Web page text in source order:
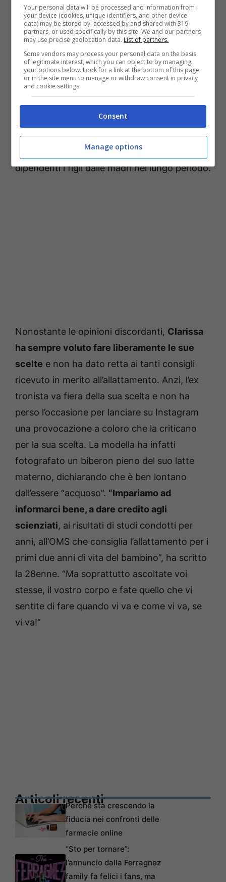
dai tutti fan della nota modella siciliana. Molti,
infatti, hanno criticato la sua celta di
continuare ad allattare anche dopo
svezzamento della piccola. Alcuni affermano,
infatti, che il prolungato allattamento non
faccia bene al bambino, dal momento che
dopo un po’ di tempo il latte materno diventa
simile all’acqua ed è povero di nutrienti. Altri
dichiarano che allattare per un periodo di
tempo più lungo del normale possa rendere
dipendenti i figli dalle madri nel lungo periodo.
Nonostante le opinioni discordanti, Clarissa
ha sempre voluto fare liberamente le sue
scelte e non ha dato retta ai tanti consigli
ricevuto in merito all’allattamento. Anzi, l’ex
tronista va fiera della sua scelta e non ha
perso l’occasione per lanciare su Instagram
una provocazione a coloro che la criticano
per la sua scelta. La modella ha infatti
fotografato un biberon pieno del suo latte
materno, dichiarando che è ben lontano
dall’essere “acquoso”. “Impariamo ad
informarci bene, a dare credito agli
scienziati, ai risultati di studi condotti per
anni, all’OMS che consiglia l’allattamento per i
primi due anni di vita del bambino”, ha scritto
la 28enne. “Ma soprattutto ascoltate voi
stesse, il vostro corpo e fate quello che vi
sentite di fare quando vi va e come vi va, se
vi va!”
Articoli recentiPerché sta crescendo la
fiducia nei confronti delle
farmacie online
“Sto per tornare”:
l’annuncio dalla Ferragnez
family fa felici i fans, ma
Your personal data will be processed and information from
your device (cookies, unique identifiers, and other device
data) may be stored by, accessed by and shared with 319
partners, or used specifically by this site. We and our partners
may use precise geolocation data. List of partners.
Some vendors may process your personal data on the basis
of legitimate interest, which you can object to by managing
your options below. Look for a link at the bottom of this page
or in the site menu to manage or withdraw consent in privacy
and cookie settings.
Consent
Manage options